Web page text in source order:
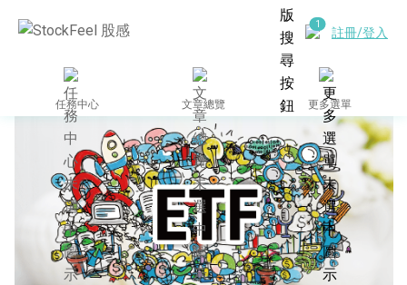
註冊/登入
任務中心 文章總覽 更多選單